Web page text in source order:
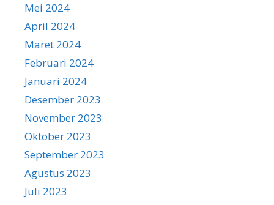
Mei 2024
April 2024
Maret 2024
Februari 2024
Januari 2024
Desember 2023
November 2023
Oktober 2023
September 2023
Agustus 2023
Juli 2023